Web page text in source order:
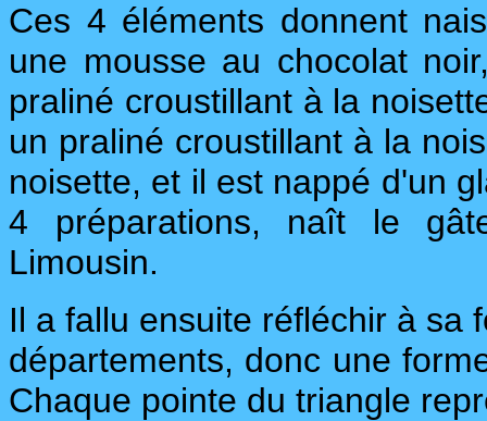
Ces 4 éléments donnent
une mousse au chocolat
praliné croustillant à la
un praliné croustillant à la
noisette, et il est nappé d'un
4 préparations, naît le
Limousin.
Il a fallu ensuite réfléchir à sa
départements, donc une
Chaque pointe du triangle